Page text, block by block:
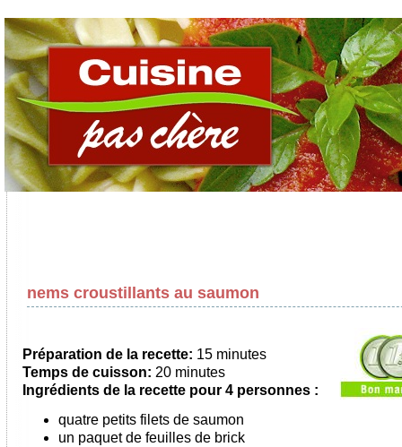
nems croustillants au saumon
Préparation de la recette: 15 minutes
Temps de cuisson: 20 minutes
Ingrédients de la recette pour 4 personnes :
quatre petits filets de saumon
un paquet de feuilles de brick